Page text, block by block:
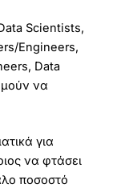
Scientists,
Engineers,
Data
να
για
να φτάσει
ποσοστό